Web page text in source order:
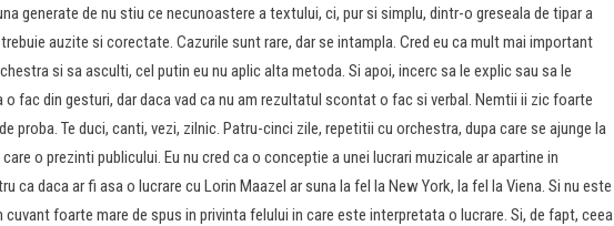
generate de nu stiu ce necunoastere a textului, ci, pur si simplu, dintr-o greseala de tipar a
auzite si corectate. Cazurile sunt rare, dar se intampla. Cred eu ca mult mai important
si sa asculti, cel putin eu nu aplic alta metoda. Si apoi, incerc sa le explic sau sa le
o fac din gesturi, dar daca vad ca nu am rezultatul scontat o fac si verbal. Nemtii ii zic foarte
proba. Te duci, canti, vezi, zilnic. Patru-cinci zile, repetitii cu orchestra, dupa care se ajunge la
o prezinti publicului. Eu nu cred ca o conceptie a unei lucrari muzicale ar apartine in
ca daca ar fi asa o lucrare cu Lorin Maazel ar suna la fel la New York, la fel la Viena. Si nu este
cuvant foarte mare de spus in privinta felului in care este interpretata o lucrare. Si, de fapt, ceea